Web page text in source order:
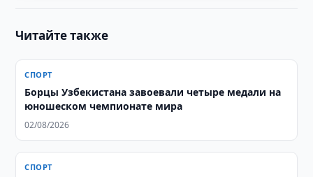
Читайте также
СПОРТ
Борцы Узбекистана завоевали четыре медали на
юношеском чемпионате мира
02/08/2026
СПОРТ